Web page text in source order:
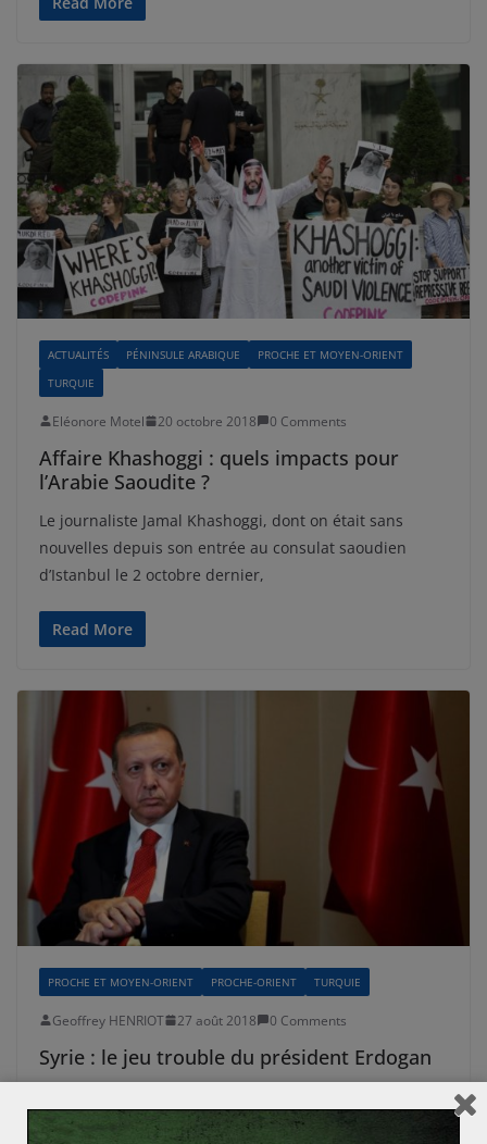
ACTUALITÉS PÉNINSULE ARABIQUE
PROCHE ET MOYEN-ORIENT
TURQUIE
Eléonore Motel 20 octobre 2018 0 Comments
Affaire Khashoggi : quels impacts pour
l’Arabie Saoudite ?
Le journaliste Jamal Khashoggi, dont on était sans
nouvelles depuis son entrée au consulat saoudien
d’Istanbul le 2 octobre dernier,
Read More
PROCHE ET MOYEN-ORIENT PROCHE-ORIENT TURQUIE
Geoffrey HENRIOT 27 août 2018 0 Comments
Syrie : le jeu trouble du président Erdogan
retrouvé dans une posture délicate. Pourtant prudent